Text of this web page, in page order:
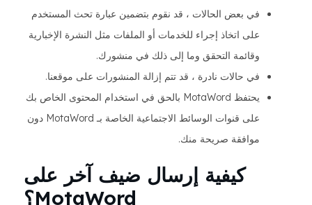
في بعض الحالات ، قد نقوم بتضمين عبارة تحث المستخدم
على اتخاذ إجراء للخدمات أو الملفات مثل النشرة الإخبارية
وقائمة التحقق وما إلى ذلك في منشورك.
في حالات نادرة ، قد تتم إزالة المنشورات على موقعنا.
يحتفظ MotaWord بالحق في استخدام المحتوى الخاص بك
على قنوات الوسائط الاجتماعية الخاصة بـ MotaWord دون
موافقة صريحة منك.
كيفية إرسال ضيف آخر على
MotaWord؟